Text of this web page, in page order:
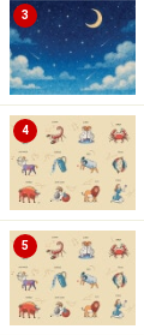
3
4
5